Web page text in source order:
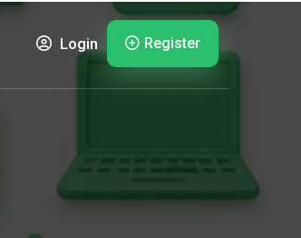
Login Register